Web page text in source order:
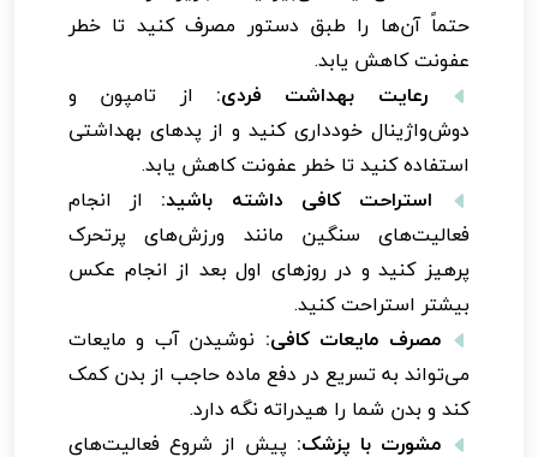
حتماً آن‌ها را طبق دستور مصرف کنید تا خطر
عفونت کاهش یابد.
رعایت بهداشت فردی: از تامپون و
دوش‌واژینال خودداری کنید و از پدهای بهداشتی
استفاده کنید تا خطر عفونت کاهش یابد.
استراحت کافی داشته باشید: از انجام
فعالیت‌های سنگین مانند ورزش‌های پرتحرک
پرهیز کنید و در روزهای اول بعد از انجام عکس
بیشتر استراحت کنید.
مصرف مایعات کافی: نوشیدن آب و مایعات
می‌تواند به تسریع در دفع ماده حاجب از بدن کمک
کند و بدن شما را هیدراته نگه دارد.
مشورت با پزشک: پیش از شروع فعالیت‌های